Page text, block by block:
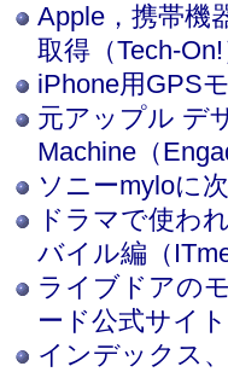
Apple，携帯機
取得（Tech-On!
iPhone用GPS
元アップル デ
Machine（
ソニーmyloに
ドラマで使わ
バイル編（
ライブドアの
ード公式サイト
インデックス